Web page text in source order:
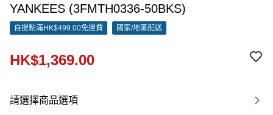
YANKEES (3FMTH0336-50BKS)
自提點滿HK$499.00免運費 國家/地區配送
HK$1,369.00
請選擇商品選項